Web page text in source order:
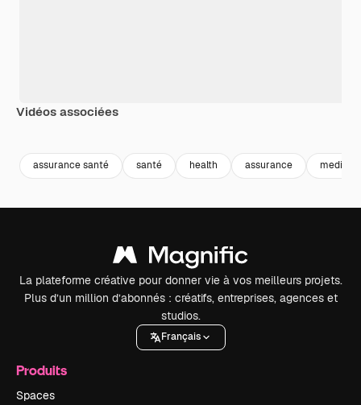
Vidéos associées
assurance santé santé health assurance medicine
La plateforme créative pour donner vie à vos meilleurs projets.
Plus d’un million d’abonnés : créatifs, entreprises, agences et
studios.
Français
Produits
Spaces